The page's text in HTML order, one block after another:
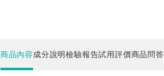
商品內容 成分說明檢驗報告試用評價商品問答